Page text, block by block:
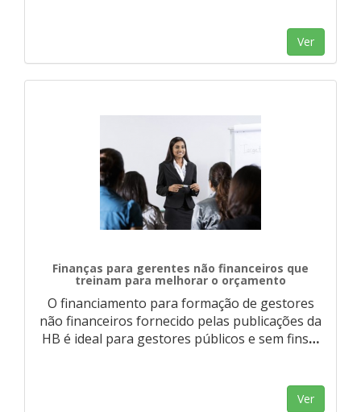
Ver
Finanças para gerentes não financeiros que
treinam para melhorar o orçamento
O financiamento para formação de gestores
não financeiros fornecido pelas publicações da
HB é ideal para gestores públicos e sem fins…
Ver